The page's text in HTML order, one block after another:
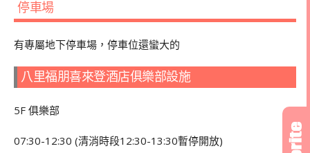
停車場
有專屬地下停車場，停車位還蠻大的
八里福朋喜來登酒店俱樂部設施
5F 俱樂部
07:30-12:30 (清消時段12:30-13:30暫停開放)